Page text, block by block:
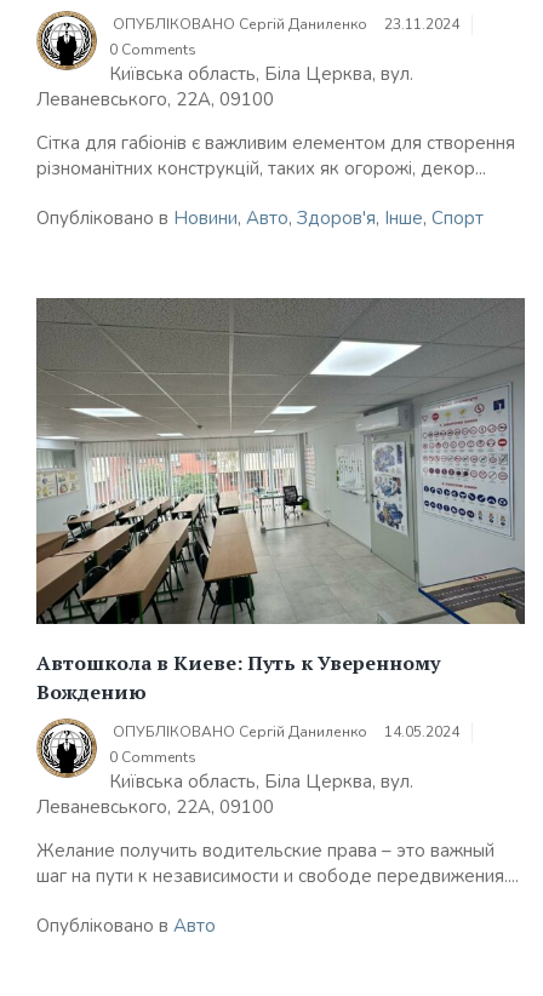
ОПУБЛІКОВАНО Сергій Даниленко
23.11.2024
0 Comments
Київська область, Біла Церква, вул.
Леваневського, 22А, 09100
Сітка для габіонів є важливим елементом для створення
різноманітних конструкцій, таких як огорожі, декор...
Опубліковано в Новини, Авто, Здоров'я, Інше, Спорт
Автошкола в Киеве: Путь к Уверенному
Вождению
ОПУБЛІКОВАНО Сергій Даниленко
14.05.2024
0 Comments
Київська область, Біла Церква, вул.
Леваневського, 22А, 09100
Желание получить водительские права – это важный
шаг на пути к независимости и свободе передвижения....
Опубліковано в Авто